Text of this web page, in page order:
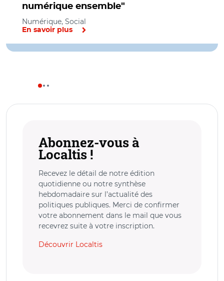
numérique ensemble"
Numérique, Social
En savoir plus
Abonnez-vous à
Localtis !
Recevez le détail de notre édition
quotidienne ou notre synthèse
hebdomadaire sur l’actualité des
politiques publiques. Merci de confirmer
votre abonnement dans le mail que vous
recevrez suite à votre inscription.
Découvrir Localtis